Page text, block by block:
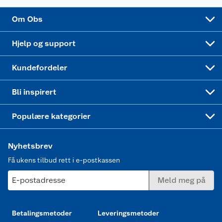
Om Obs
Hjelp og support
Kundefordeler
Bli inspirert
Populære kategorier
Nyhetsbrev
Få ukens tilbud rett i e-postkassen
E-postadresse Meld meg på
Betalingsmetoder Leveringsmetoder